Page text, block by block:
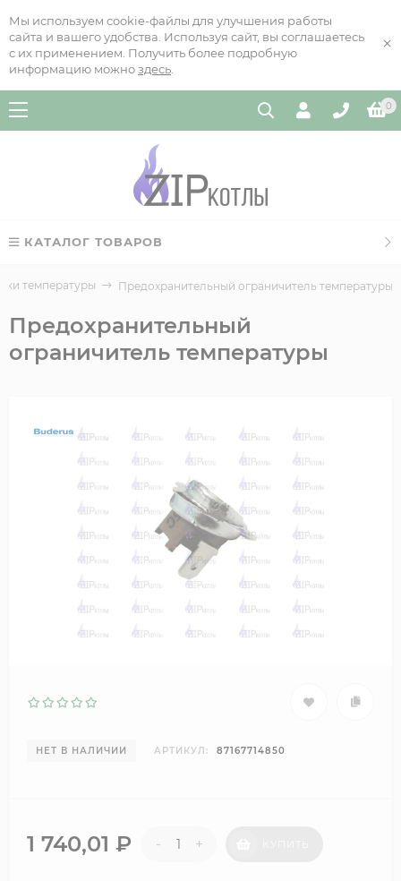
Мы используем cookie-файлы для улучшения работы
сайта и вашего удобства. Используя сайт, вы соглашаетесь
с их применением. Получить более подробную
информацию можно здесь
×
0
КАТАЛОГ ТОВАРОВ
температуры Предохранительный ограничитель температуры
Предохранительный
ограничитель температуры
НЕТ В НАЛИЧИИ АРТИКУЛ: 87167714850
1 740,01 ₽ - +